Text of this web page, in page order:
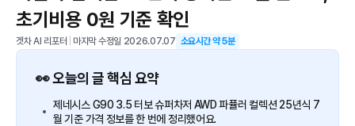
초기비용 0원 기준 확인
겟차 AI 리포터 마지막 수정일 2026.07.07 소요시간 약5분
👀 오늘의 글 핵심 요약
제네시스 G90 3.5 터보 슈퍼차저 AWD 파퓰러 컬렉션 25년식 7
월 기준 가격 정보를 한 번에 정리했어요.